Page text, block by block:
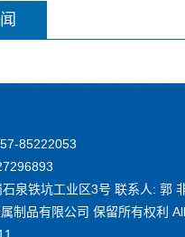
85222053
泉铁坑工业区3号 联系人: 郭
制品有限公司 保留所有权利